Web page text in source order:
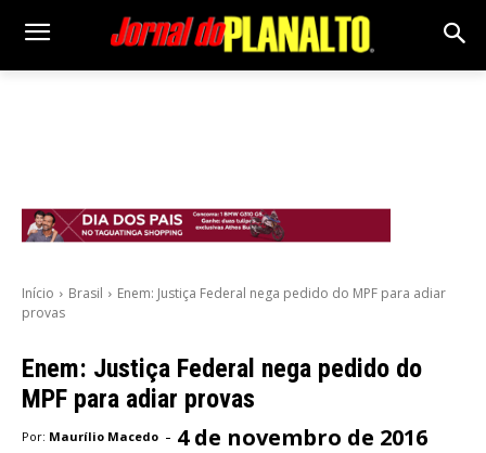
Início Brasil
Enem: Justiça Federal nega pedido do MPF para adiar
provas
Enem: Justiça Federal nega pedido do
MPF para adiar provas
Por: Maurílio Macedo - 4 de novembro de 2016